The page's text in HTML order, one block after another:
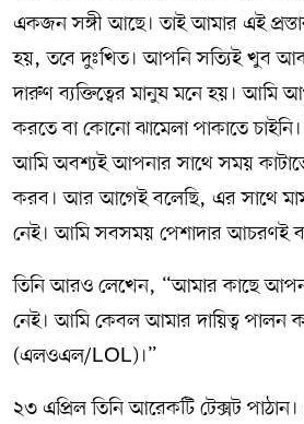
একজন সঙ্গী আছে। তাই আমার এই
হয়, তবে দুঃখিত। আপনি সত্যিই খুব
দারুণ ব্যক্তিত্বের মানুষ মনে হয়। আমি
করতে বা কোনো ঝামেলা পাকাতে
আমি অবশ্যই আপনার সাথে সময়
করব। আর আগেই বলেছি, এর সাথে
নেই। আমি সবসময় পেশাদার আচরণই
তিনি আরও লেখেন, “আমার কাছে
নেই। আমি কেবল আমার দায়িত্ব পালন
(এলওএল/LOL)।”
২৩ এপ্রিল তিনি আরেকটি টেক্সট